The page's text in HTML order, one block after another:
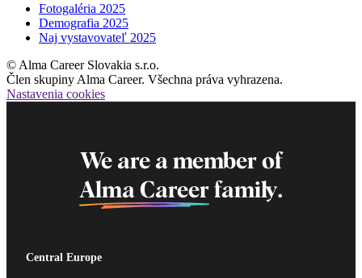
Fotogaléria 2025
Demografia 2025
Naj vystavovateľ 2025
© Alma Career Slovakia s.r.o.
Člen skupiny Alma Career. Všechna práva vyhrazena.
Nastavenia cookies
We are a member of
Alma Career family.
Central Europe